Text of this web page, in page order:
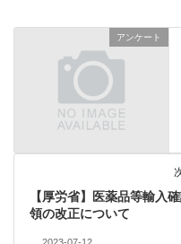
アンケート
【厚労省】医薬品等輸入
領の改正について